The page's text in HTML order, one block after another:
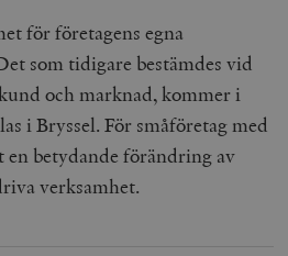
för företagens egna
som tidigare bestämdes vid
och marknad, kommer i
i Bryssel. För småföretag med
betydande förändring av
verksamhet.